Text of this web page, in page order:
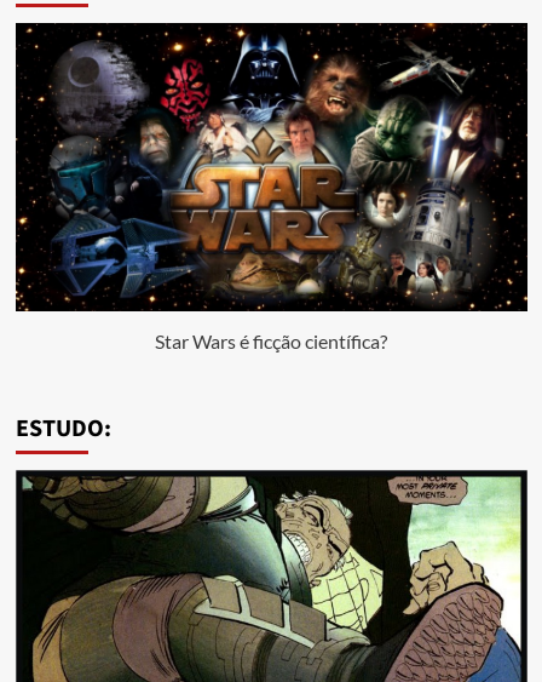
Star Wars é ficção científica?
ESTUDO: